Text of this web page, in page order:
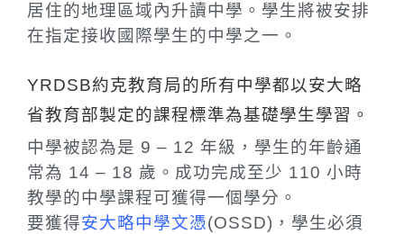
居住的地理區域內升讀中學。學生將被安排
在指定接收國際學生的中學之一。
YRDSB約克教育局的所有中學都以安大略
省教育部製定的課程標準為基礎學生學習。
中學被認為是 9 – 12 年級，學生的年齡通
常為 14 – 18 歲。成功完成至少 110 小時
教學的中學課程可獲得一個學分。
要獲得安大略中學文憑(OSSD)，學生必須